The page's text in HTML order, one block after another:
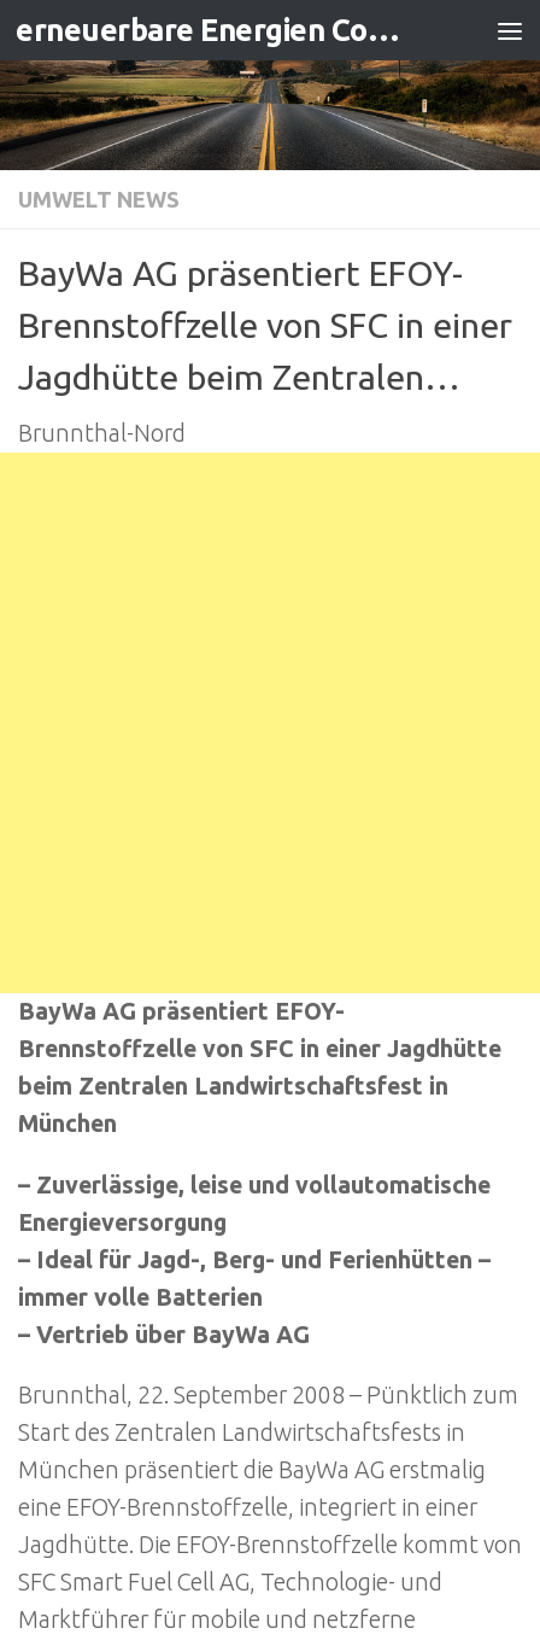
Zum Inhalt springen erneuerbare Energien Contracting
UMWELT NEWS
BayWa AG präsentiert EFOY-
Brennstoffzelle von SFC in einer
Jagdhütte beim Zentralen…
Brunnthal-Nord
BayWa AG präsentiert EFOY-
Brennstoffzelle von SFC in einer Jagdhütte
beim Zentralen Landwirtschaftsfest in
München
– Zuverlässige, leise und vollautomatische
Energieversorgung
– Ideal für Jagd-, Berg- und Ferienhütten –
immer volle Batterien
– Vertrieb über BayWa AG
Brunnthal, 22. September 2008 – Pünktlich zum
Start des Zentralen Landwirtschaftsfests in
München präsentiert die BayWa AG erstmalig
eine EFOY-Brennstoffzelle, integriert in einer
Jagdhütte. Die EFOY-Brennstoffzelle kommt von
SFC Smart Fuel Cell AG, Technologie- und
Marktführer für mobile und netzferne